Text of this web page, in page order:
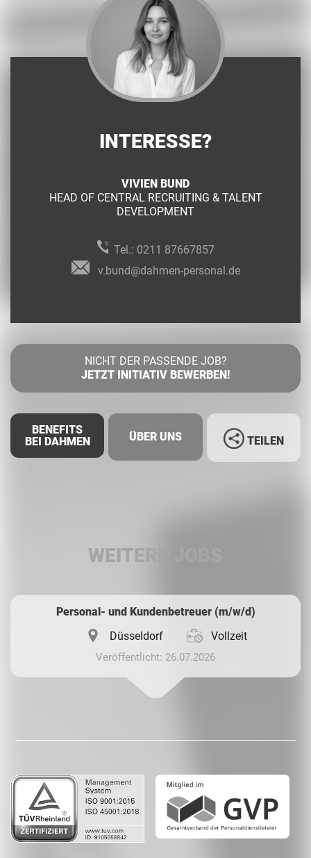
INTERESSE?
VIVIEN BUND
HEAD OF CENTRAL RECRUITING & TALENT
DEVELOPMENT
Tel.: 0211 87667857
v.bund@dahmen-personal.de
NICHT DER PASSENDE JOB?
JETZT INITIATIV BEWERBEN!
BENEFITS
BEI DAHMEN
ÜBER UNS TEILEN
WEITERE JOBS
Personal- und Kundenbetreuer (m/w/d)
Düsseldorf
Vollzeit
Veröffentlicht: 26.07.2026